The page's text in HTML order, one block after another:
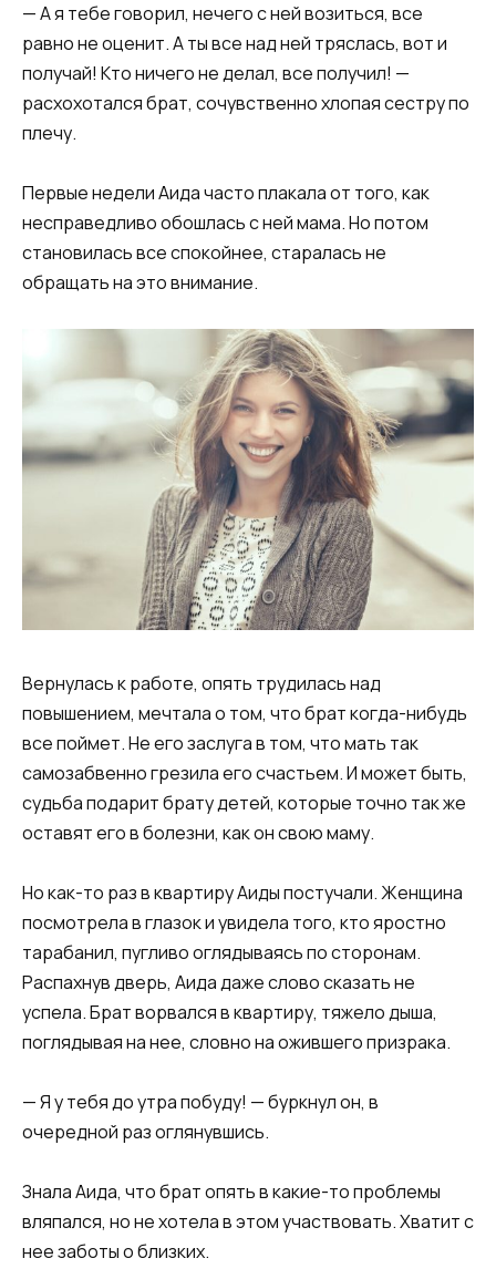
— А я тебе говорил, нечего с ней возиться, все
равно не оценит. А ты все над ней тряслась, вот и
получай! Кто ничего не делал, все получил! —
расхохотался брат, сочувственно хлопая сестру по
плечу.
Первые недели Аида часто плакала от того, как
несправедливо обошлась с ней мама. Но потом
становилась все спокойнее, старалась не
обращать на это внимание.
Вернулась к работе, опять трудилась над
повышением, мечтала о том, что брат когда-нибудь
все поймет. Не его заслуга в том, что мать так
самозабвенно грезила его счастьем. И может быть,
судьба подарит брату детей, которые точно так же
оставят его в болезни, как он свою маму.
Но как-то раз в квартиру Аиды постучали. Женщина
посмотрела в глазок и увидела того, кто яростно
тарабанил, пугливо оглядываясь по сторонам.
Распахнув дверь, Аида даже слово сказать не
успела. Брат ворвался в квартиру, тяжело дыша,
поглядывая на нее, словно на ожившего призрака.
— Я у тебя до утра побуду! — буркнул он, в
очередной раз оглянувшись.
Знала Аида, что брат опять в какие-то проблемы
вляпался, но не хотела в этом участвовать. Хватит с
нее заботы о близких.